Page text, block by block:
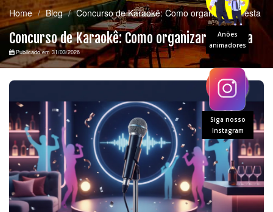
Anões
animadores
Siga nosso
Instagram
Home Blog Concurso de Karaokê: Como organizar na festa
Concurso de Karaokê: Como organizar na festa
Publicado em 31/03/2026